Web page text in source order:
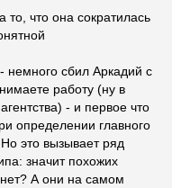
то, что она сократилась
немного сбил Аркадий с
работу (ну в
- и первое что
определении главного
Но это вызывает ряд
значит похожих
нет? А они на самом